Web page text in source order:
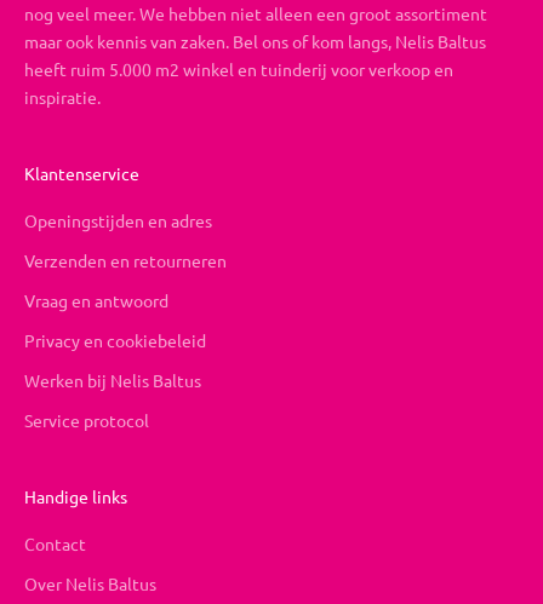
nog veel meer. We hebben niet alleen een groot assortiment
maar ook kennis van zaken. Bel ons of kom langs, Nelis Baltus
heeft ruim 5.000 m2 winkel en tuinderij voor verkoop en
inspiratie.
Klantenservice
Openingstijden en adres
Verzenden en retourneren
Vraag en antwoord
Privacy en cookiebeleid
Werken bij Nelis Baltus
Service protocol
Handige links
Contact
Over Nelis Baltus